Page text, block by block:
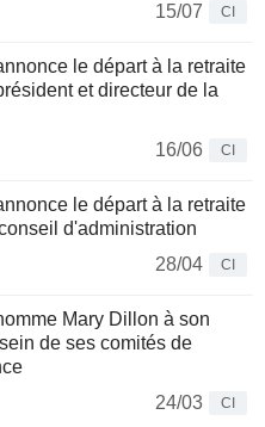
15/07
CI
le départ à la retraite
et directeur de la
16/06
CI
le départ à la retraite
d'administration
28/04
CI
Mary Dillon à son
de ses comités de
24/03
CI